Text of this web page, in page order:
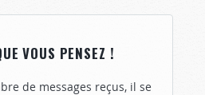
VOUS PENSEZ !
de messages reçus, il se